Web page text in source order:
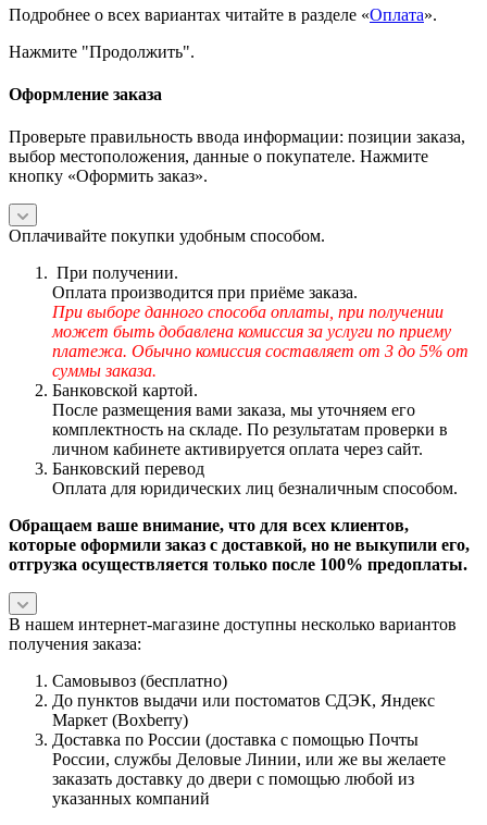
Подробнее о всех вариантах читайте в разделе «Оплата».
Нажмите "Продолжить".
Оформление заказа
Проверьте правильность ввода информации: позиции заказа,
выбор местоположения, данные о покупателе. Нажмите
кнопку «Оформить заказ».
Оплачивайте покупки удобным способом.
При получении.
Оплата производится при приёме заказа.
При выборе данного способа оплаты, при получении
может быть добавлена комиссия за услуги по приему
платежа. Обычно комиссия составляет от 3 до 5% от
суммы заказа.
Банковской картой.
После размещения вами заказа, мы уточняем его
комплектность на складе. По результатам проверки в
личном кабинете активируется оплата через сайт.
Банковский перевод
Оплата для юридических лиц безналичным способом.
Обращаем ваше внимание, что для всех клиентов,
которые оформили заказ с доставкой, но не выкупили его,
отгрузка осуществляется только после 100% предоплаты.
В нашем интернет-магазине доступны несколько вариантов
получения заказа:
Самовывоз (бесплатно)
До пунктов выдачи или постоматов СДЭК, Яндекс
Маркет (Boxberry)
Доставка по России (доставка с помощью Почты
России, службы Деловые Линии, или же вы желаете
заказать доставку до двери с помощью любой из
указанных компаний